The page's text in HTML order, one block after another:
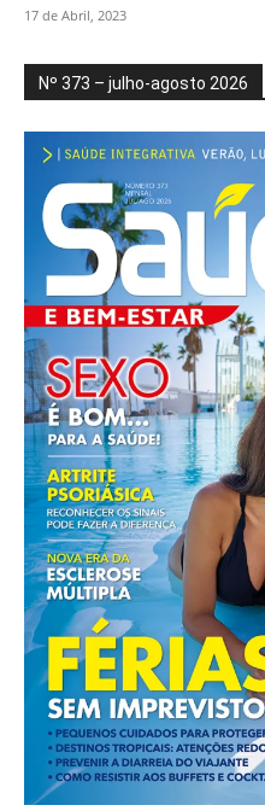
17 de Abril, 2023
Nº 373 – julho-agosto 2026